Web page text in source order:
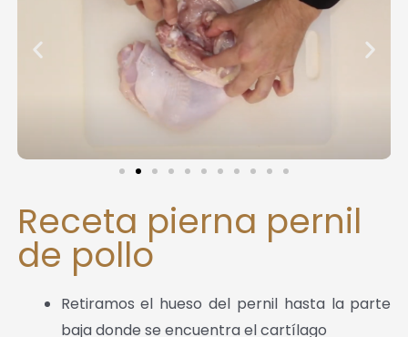
Receta pierna pernil
de pollo
Retiramos el hueso del pernil hasta la parte
baja donde se encuentra el cartílago